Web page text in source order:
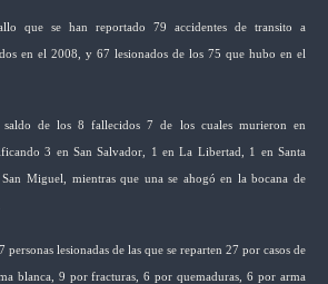
que se han reportado 79 accidentes de transito a
en el 2008, y 67 lesionados de los 75 que hubo en el
de los 8 fallecidos 7 de los cuales murieron en
3 en San Salvador, 1 en La Libertad, 1 en Santa
Miguel, mientras que una se ahogó en la bocana de
personas lesionadas de las que se reparten 27 por casos de
blanca, 9 por fracturas, 6 por quemaduras, 6 por arma